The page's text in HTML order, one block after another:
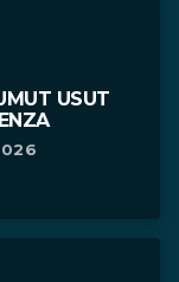
USUT